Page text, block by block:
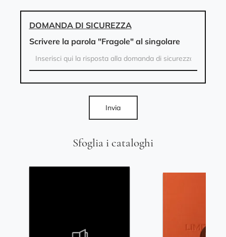
Sfoglia i cataloghi
DOMANDA DI SICUREZZA
Scrivere la parola "Fragole" al singolare
Invia